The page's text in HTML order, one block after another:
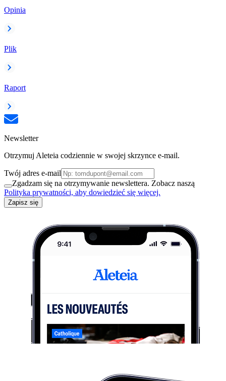
Opinia
Plik
Raport
Newsletter
Otrzymuj Aleteia codziennie w swojej skrzynce e-mail.
Twój adres e-mail
Zgadzam się na otrzymywanie newslettera. Zobacz naszą
Polityka prywatności, aby dowiedzieć się więcej.
Zapisz się